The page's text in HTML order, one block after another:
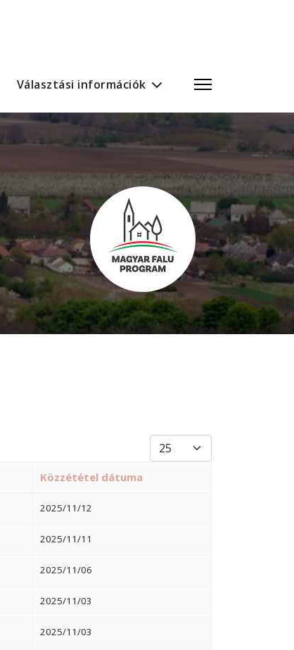
Választási információk
Tételek #
Közzététel dátuma
2025/11/12
2025/11/11
2025/11/06
2025/11/03
2025/11/03